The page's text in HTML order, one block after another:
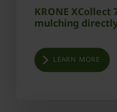
KRONE XCollect
mulching
LEARN MORE